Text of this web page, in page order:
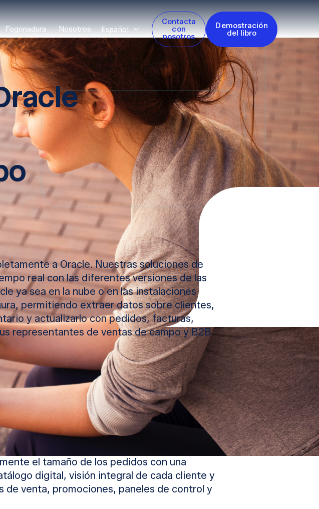
Fogonadura Nosotros Español
Contacta
con
nosotros
Demostración
del libro
a Oracle. Nuestras soluciones de
real con las diferentes versiones de las
ya sea en la nube o en las instalaciones
permitiendo extraer datos sobre clientes,
y actualizarlo con pedidos, facturas,
representantes de ventas de campo y B2B
para que vendan de forma más
el tamaño de los pedidos con una
digital, visión integral de cada cliente y
de venta, promociones, paneles de control y